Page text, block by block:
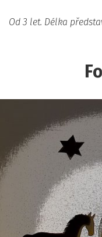
Od 3 let. Délka